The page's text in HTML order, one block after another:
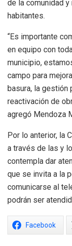
de la comunidad
habitantes.
“Es importante
en equipo con
municipio,
campo para
basura, la gestión
reactivación de
agregó Mendoza
Por lo anterior, la
a través de las y
contempla dar
que se invita a la
comunicarse al
podrán ser
Facebook